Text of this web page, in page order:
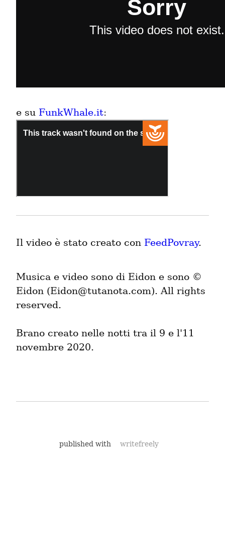
e su FunkWhale.it:
Il video è stato creato con FeedPovray.
Musica e video sono di Eidon e sono ©
Eidon (Eidon@tutanota.com). All rights
reserved.
Brano creato nelle notti tra il 9 e l'11
novembre 2020.
published with writefreely